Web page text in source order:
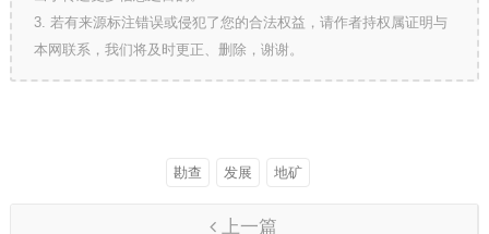
3. 若有来源标注错误或侵犯了您的合法权益，请作者持权属证明与
本网联系，我们将及时更正、删除，谢谢。
勘查 发展 地矿
上一篇